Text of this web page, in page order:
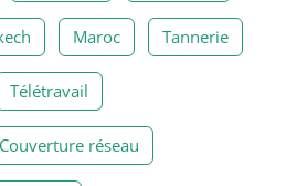
Maroc Tannerie
Télétravail
Couverture réseau